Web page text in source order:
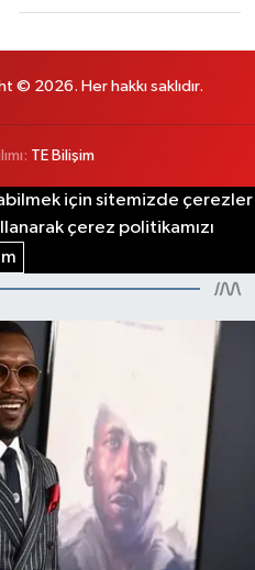
© 2026. Her hakkı saklıdır.
TE Bilişim
için sitemizde çerezler
çerez politikamızı